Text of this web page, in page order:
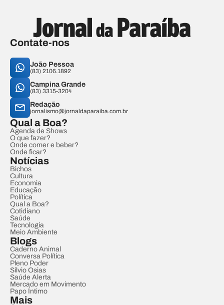
Contate-nos
João Pessoa
(83) 2106.1892
Campina Grande
(83) 3315-3204
Redação
jornalismo@jornaldaparaiba.com.br
Qual a Boa?
Agenda de Shows
O que fazer?
Onde comer e beber?
Onde ficar?
Notícias
Bichos
Cultura
Economia
Educação
Política
Qual a Boa?
Cotidiano
Saúde
Tecnologia
Meio Ambiente
Blogs
Caderno Animal
Conversa Política
Pleno Poder
Sílvio Osias
Saúde Alerta
Mercado em Movimento
Papo Íntimo
Mais